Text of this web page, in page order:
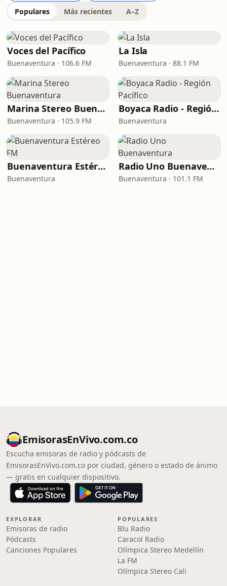
Populares Más recientes A–Z
Voces del Pacífico
Buenaventura · 106.6 FM
La Isla
Buenaventura · 88.1 FM
Marina Stereo Buenaventura
Buenaventura · 105.9 FM
Boyaca Radio - Región Pacífico
Buenaventura
Buenaventura Estéreo FM
Buenaventura
Radio Uno Buenaventura
Buenaventura · 101.1 FM
EmisorasEnVivo.com.co
Escucha emisoras de radio y pódcasts de
EmisorasEnVivo.com.co por ciudad, género o estado de ánimo
— gratis en cualquier dispositivo.
EXPLORAR
Emisoras de radio
Pódcasts
Canciones Populares
POPULARES
Blu Radio
Caracol Radio
Olímpica Stereo Medellín
La FM
Olímpica Stereo Cali